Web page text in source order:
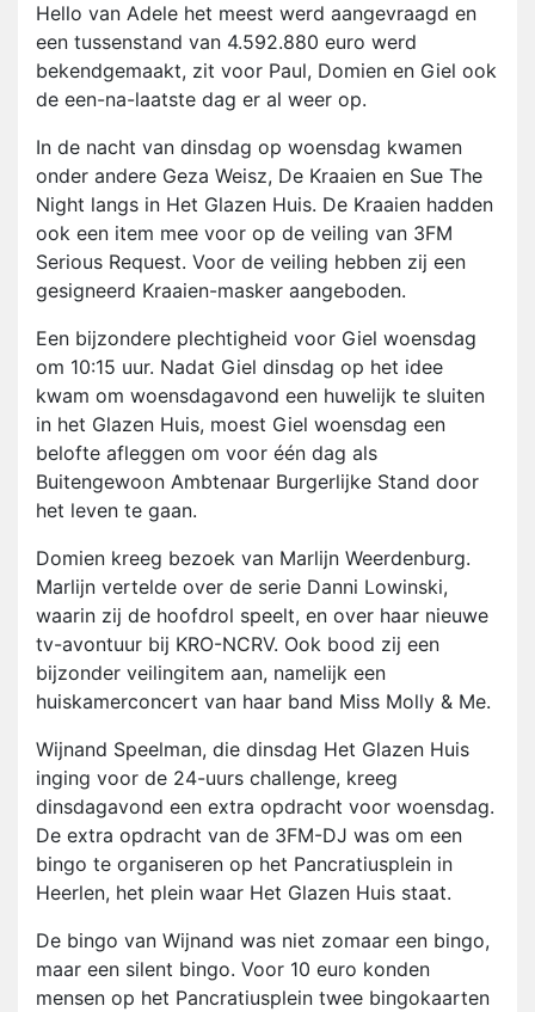
Hello van Adele het meest werd aangevraagd en
een tussenstand van 4.592.880 euro werd
bekendgemaakt, zit voor Paul, Domien en Giel ook
de een-na-laatste dag er al weer op.
In de nacht van dinsdag op woensdag kwamen
onder andere Geza Weisz, De Kraaien en Sue The
Night langs in Het Glazen Huis. De Kraaien hadden
ook een item mee voor op de veiling van 3FM
Serious Request. Voor de veiling hebben zij een
gesigneerd Kraaien-masker aangeboden.
Een bijzondere plechtigheid voor Giel woensdag
om 10:15 uur. Nadat Giel dinsdag op het idee
kwam om woensdagavond een huwelijk te sluiten
in het Glazen Huis, moest Giel woensdag een
belofte afleggen om voor één dag als
Buitengewoon Ambtenaar Burgerlijke Stand door
het leven te gaan.
Domien kreeg bezoek van Marlijn Weerdenburg.
Marlijn vertelde over de serie Danni Lowinski,
waarin zij de hoofdrol speelt, en over haar nieuwe
tv-avontuur bij KRO-NCRV. Ook bood zij een
bijzonder veilingitem aan, namelijk een
huiskamerconcert van haar band Miss Molly & Me.
Wijnand Speelman, die dinsdag Het Glazen Huis
inging voor de 24-uurs challenge, kreeg
dinsdagavond een extra opdracht voor woensdag.
De extra opdracht van de 3FM-DJ was om een
bingo te organiseren op het Pancratiusplein in
Heerlen, het plein waar Het Glazen Huis staat.
De bingo van Wijnand was niet zomaar een bingo,
maar een silent bingo. Voor 10 euro konden
mensen op het Pancratiusplein twee bingokaarten